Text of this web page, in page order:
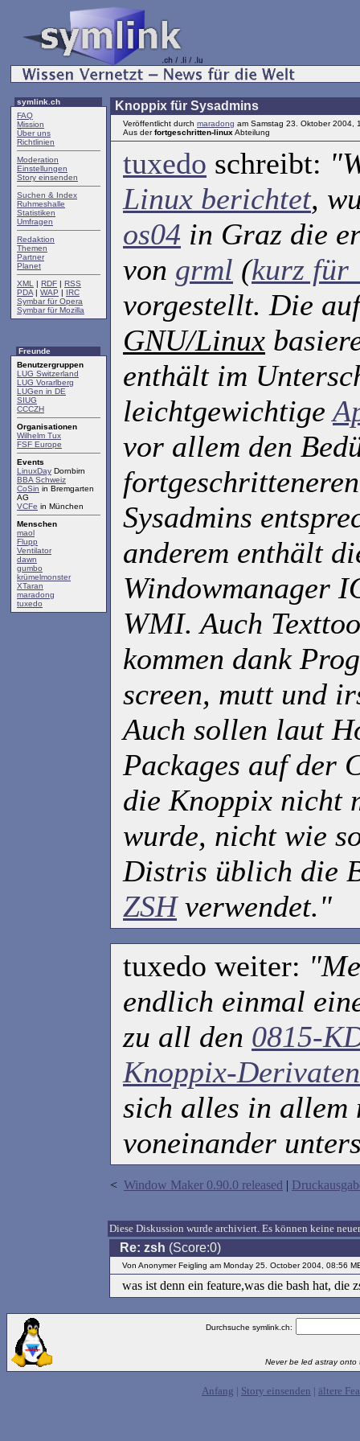
symlink.ch
FAQ
Mission
Über uns
Richtlinien
Moderation
Einstellungen
Story einsenden
Suchen & Index
Ruhmeshalle
Statistiken
Umfragen
Redaktion
Themen
Partner
Planet
XML
| RDF | RSS
PDA | WAP | IRC
Symbar für Opera
Symbar für Mozilla
Freunde
Benutzergruppen
LUG Switzerland
LUG Vorarlberg
LUGen in DE
SIUG
CCCZH
Organisationen
Wilhelm Tux
FSF Europe
Events
LinuxDay Dornbirn
BBA Schweiz
CoSin in Bremgarten
AG
VCFe in München
Menschen
maol
Flupp
Ventilator
dawn
gumbo
krümelmonster
XTaran
maradong
tuxedo
Knoppix für Sysadmins
Veröffentlicht durch maradong am Samstag 23. Oktober 2004,
Aus derfortgeschritten-linux Abteilung
tuxedo schreibt:
Linux berichtet,
os04 in Graz die
von grml (kurz für
vorgestellt. Die
GNU/Linux
enthält im
leichtgewichtige
vor allem den
Sysadmins
anderem enthält
Windowmanager
WMI. Auch
kommen dank
screen, mutt und
Auch sollen laut
Packages auf der
die Knoppix nicht
wurde, nicht wie
Distris üblich die
ZSHverwendet."
tuxedo weiter:
endlich einmal
zu all den 0815-
Knoppix-
sich alles in allem
voneinander
< Window Maker 0.90.0 released |
Diese Diskussion wurde archiviert. Es können keine
Re: zsh (Score:0)
Von Anonymer Feigling am Monday 25. October 2004, 08:56
was ist denn ein feature,was die bash hat, die
Durchsuche symlink.ch:
Never be led astray onto
Anfang | Story einsenden | ältere